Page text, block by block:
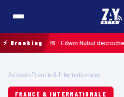
⚡ Breaking
2026 : Edwin Nubul décroche un
Accueil›France & Internationale›
FRANCE & INTERNATIONALE